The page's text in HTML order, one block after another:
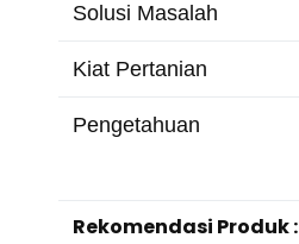
Solusi Masalah
Kiat Pertanian
Pengetahuan
Rekomendasi Produk :